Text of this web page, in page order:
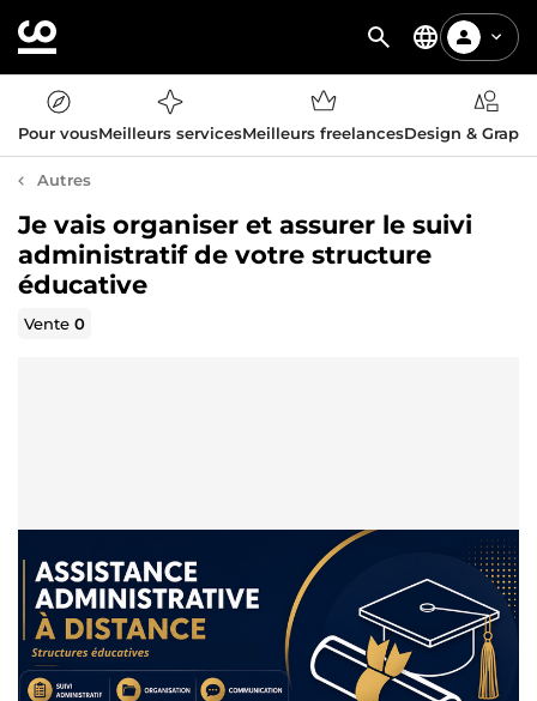
Pour vousMeilleurs servicesMeilleurs freelancesDesign &
Autres
Je vais organiser et assurer le suivi
administratif de votre structure
éducative
Vente0